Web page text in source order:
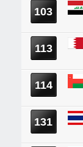
103
113
114
131